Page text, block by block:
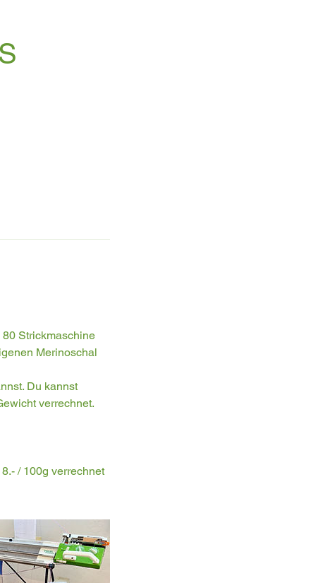
Strickmaschine
Merinoschal
Du kannst
verrechnet.
/ 100g verrechnet